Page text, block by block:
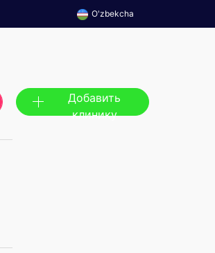
O'zbekcha
Добавить
клинику